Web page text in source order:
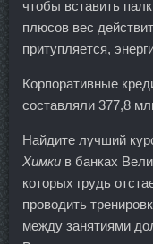
чтобы вставить
плюсов вес
притупляется,
Корпоративные
составляли 377,8
Найдите лучший
Химки в банках
которых грудь
проводить
между занятиями